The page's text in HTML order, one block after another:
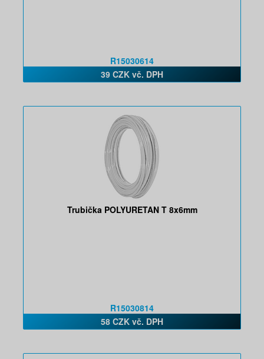
R15030614
39 CZK vč. DPH
Trubička POLYURETAN T 8x6mm
R15030814
58 CZK vč. DPH